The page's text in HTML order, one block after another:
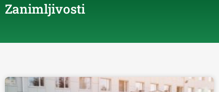
Zanimljivosti